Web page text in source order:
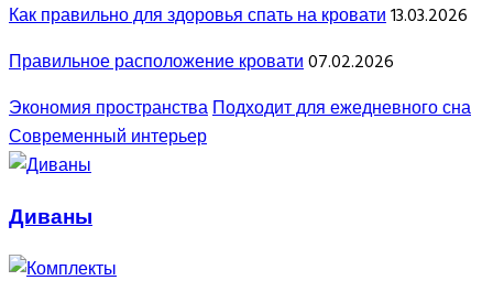
Как правильно для здоровья спать на кровати13.03.2026
Правильное расположение кровати07.02.2026
Экономия пространстваПодходит для ежедневного сна
Современный интерьер
Диваны